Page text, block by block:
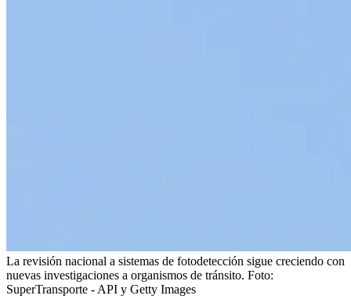
La revisión nacional a sistemas de fotodetección sigue creciendo con
nuevas investigaciones a organismos de tránsito. Foto:
SuperTransporte - API y Getty Images